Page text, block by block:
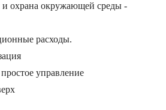
и охрана окружающей среды-
расходы.
управление